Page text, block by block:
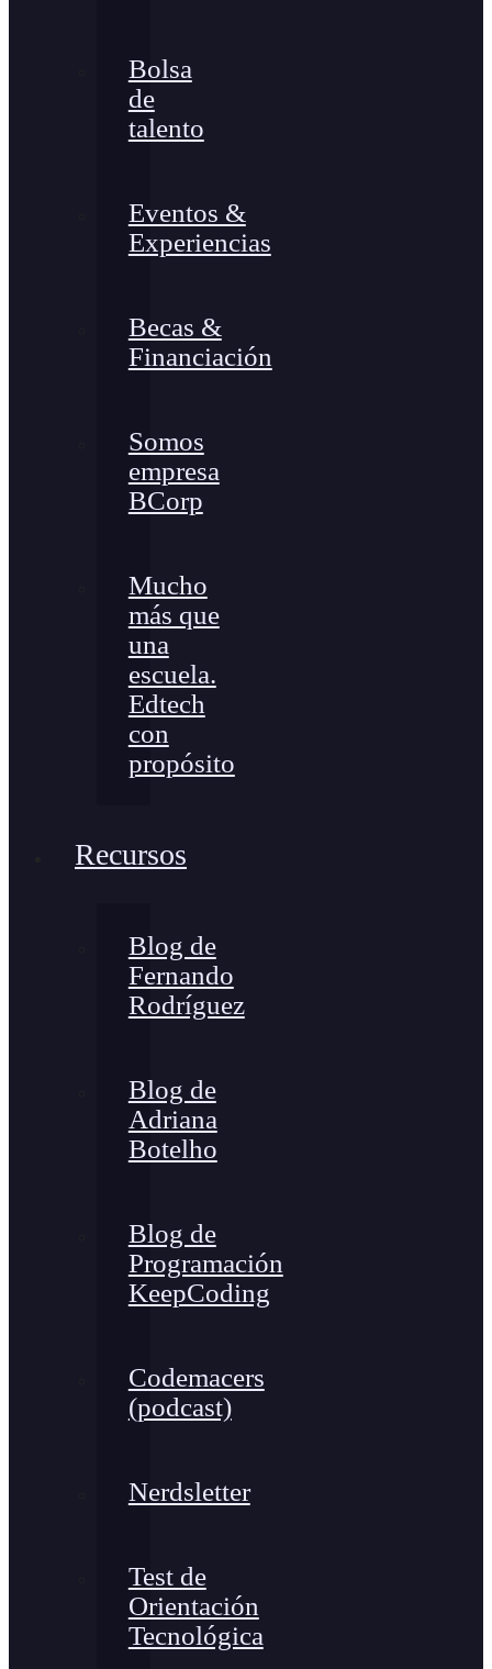
Bolsa
de
talento
Eventos &
Experiencias
Becas &
Financiación
Somos
empresa
BCorp
Mucho
más que
una
escuela.
Edtech
con
propósito
Recursos
Blog de
Fernando
Rodríguez
Blog de
Adriana
Botelho
Blog de
Programación
KeepCoding
Codemacers
(podcast)
Nerdsletter
Test de
Orientación
Tecnológica